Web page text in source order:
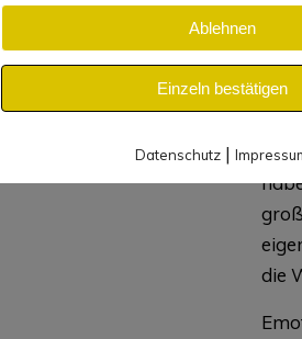
ich
Das
die
Ablehnen
Einzeln bestätigen
Datenschutz |